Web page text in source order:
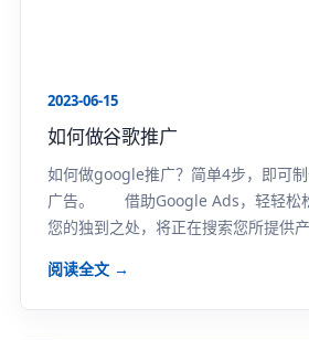
2023-06-15
如何做谷歌推广
如何做google推广？简单4步，即可
广告。 借助Google Ads，轻轻松
您的独到之处，将正在搜索您所提供
阅读全文 →